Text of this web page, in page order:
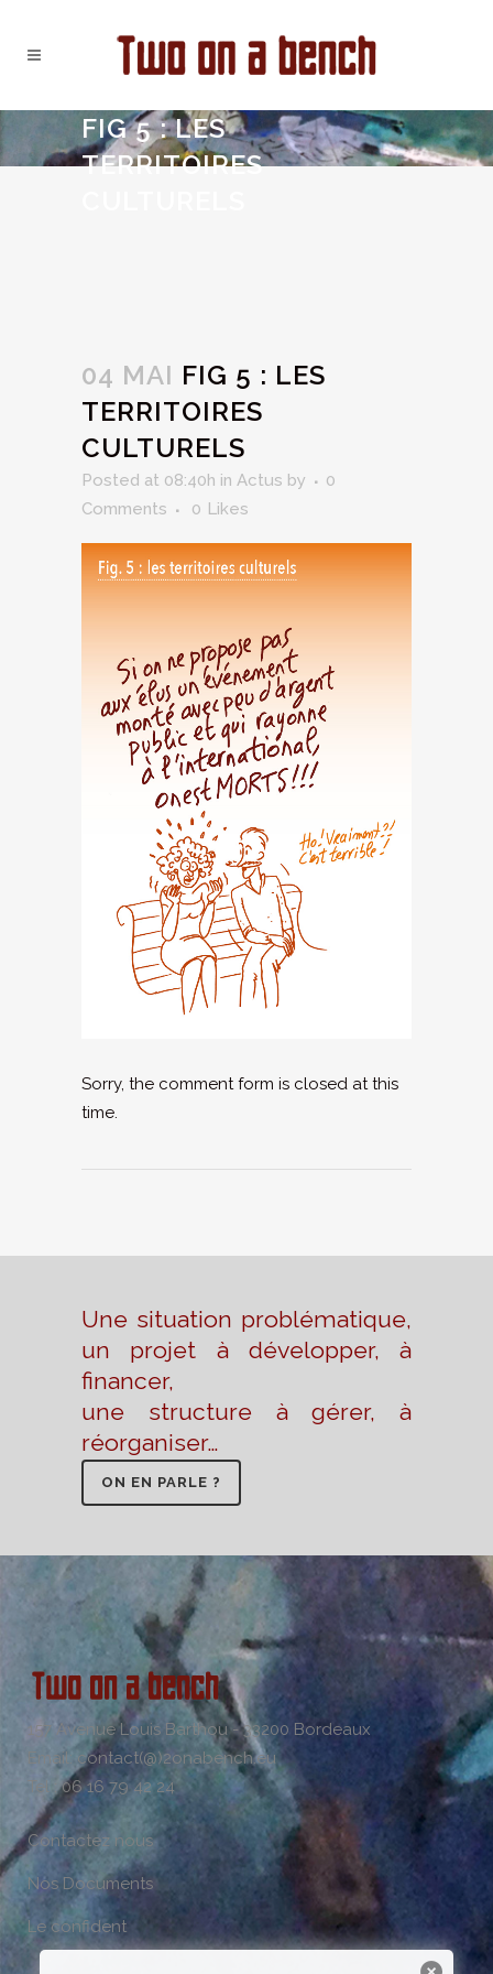
FIG 5 : LES
TERRITOIRES
04 MAI FIG 5 : LES
TERRITOIRES
CULTURELS
Posted at 08:40h in Actus by
0
Comments
0 Likes
Sorry, the comment form is closed at this
time.
Une situation problématique,
un projet à développer, à
financer,
une structure à gérer, à
réorganiser…
ON EN PARLE ?
157 Avenue Louis Barthou - 33200 Bordeaux
Email: contact(@)2onabench.eu
Tel : 06 16 79 42 24
Contactez nous
Nos Documents
Le confident